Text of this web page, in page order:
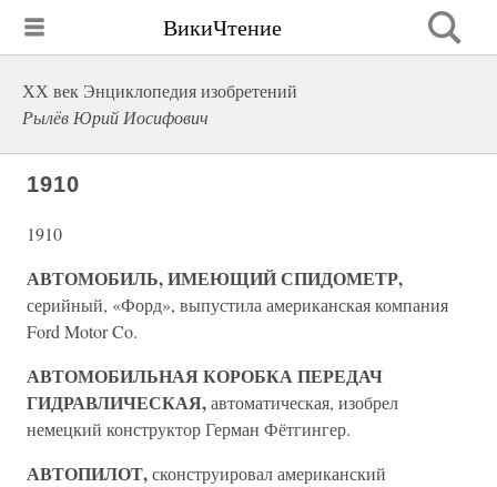
ВикиЧтение
ХХ век Энциклопедия изобретений
Рылёв Юрий Иосифович
1910
1910
АВТОМОБИЛЬ, ИМЕЮЩИЙ СПИДОМЕТР,
серийный, «Форд», выпустила американская компания
Ford Motor Co.
АВТОМОБИЛЬНАЯ КОРОБКА ПЕРЕДАЧ
ГИДРАВЛИЧЕСКАЯ,автоматическая, изобрел
немецкий конструктор Герман Фётгингер.
АВТОПИЛОТ,сконструировал американский